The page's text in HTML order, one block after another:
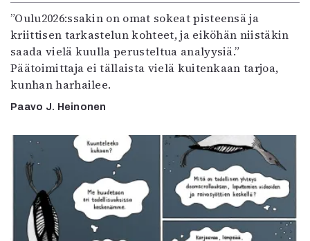
”Oulu2026:ssakin on omat sokeat pisteensä ja
kriittisen tarkastelun kohteet, ja eiköhän niistäkin
saada vielä kuulla perusteltua analyysiä.”
Päätoimittaja ei tällaista vielä kuitenkaan tarjoa,
kunhan harhailee.
Paavo J. Heinonen